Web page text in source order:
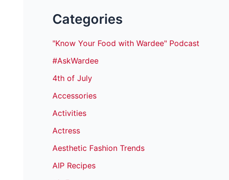
Categories
"Know Your Food with Wardee" Podcast
#AskWardee
4th of July
Accessories
Activities
Actress
Aesthetic Fashion Trends
AIP Recipes